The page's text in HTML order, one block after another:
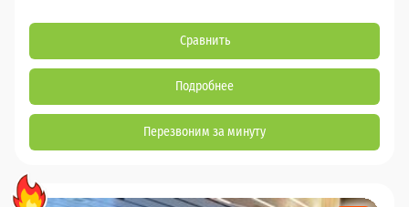
Сравнить
Подробнее
Перезвоним за минуту